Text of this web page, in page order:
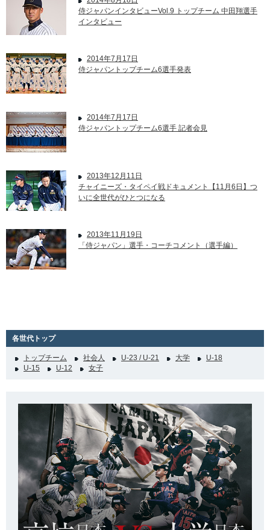
侍ジャパンインタビューVol.9 トップチーム 中田翔選手
インタビュー
2014年7月17日
侍ジャパントップチーム6選手発表
2014年7月17日
侍ジャパントップチーム6選手 記者会見
2013年12月11日
チャイニーズ・タイペイ戦ドキュメント【11月6日】つ
いに全世代がひとつになる
2013年11月19日
「侍ジャパン」選手・コーチコメント（選手編）
各世代トップ
トップチーム 社会人 U-23 / U-21 大学
U-18
U-15
U-12 女子